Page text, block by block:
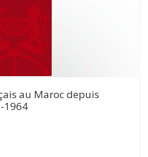
au Maroc depuis
1964